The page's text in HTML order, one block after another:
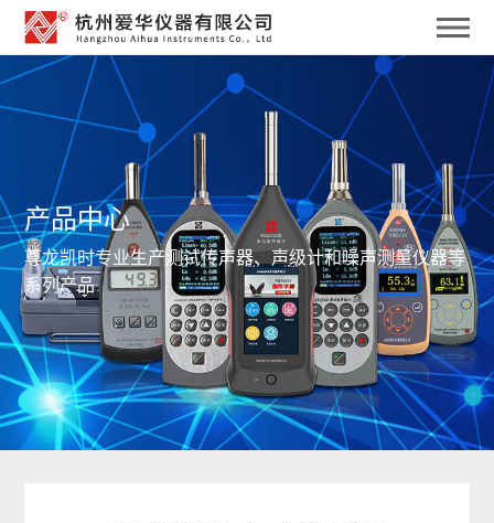
产品中心
尊龙凯时专业生产测试传声器、声级计和噪声测量仪器等
系列产品